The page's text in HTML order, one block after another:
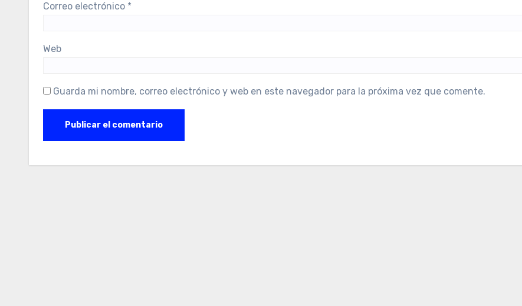
Correo electrónico *
Web
Guarda mi nombre, correo electrónico y web en este navegador para la próxima vez que comente.